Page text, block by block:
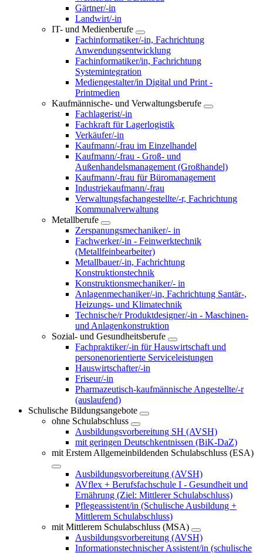
Gärtner/-in
Landwirt/-in
IT- und Medienberufe
Fachinformatiker/-in, Fachrichtung
Anwendungsentwicklung
Fachinformatiker/in, Fachrichtung
Systemintegration
Mediengestalter/in Digital und Print -
Printmedien
Kaufmännische- und Verwaltungsberufe
Fachlagerist/-in
Fachkraft für Lagerlogistik
Verkäufer/-in
Kaufmann/-frau im Einzelhandel
Kaufmann/-frau - Groß- und
Außenhandelsmanagement (Großhandel)
Kaufmann/-frau für Büromanagement
Industriekaufmann/-frau
Verwaltungsfachangestellte/-r, Fachrichtung
Kommunalverwaltung
Metallberufe
Zerspanungsmechaniker/- in
Fachwerker/-in - Feinwerktechnik
(Metallfeinbearbeiter)
Metallbauer/-in, Fachrichtung
Konstruktionstechnik
Konstruktionsmechaniker/- in
Anlagenmechaniker/-in, Fachrichtung Santär-,
Heizungs- und Klimatechnik
Technische/r Produktdesigner/-in - Maschinen-
und Anlagenkonstruktion
Sozial- und Gesundheitsberufe
Fachpraktiker/-in für Hauswirtschaft und
personenorientierte Serviceleistungen
Hauswirtschafter/-in
Friseur/-in
Pharmazeutisch-kaufmännische Angestellte/-r
(auslaufend)
Schulische Bildungsangebote
ohne Schulabschluss
Ausbildungsvorbereitung SH (AVSH)
mit geringen Deutschkentnissen (BiK-DaZ)
mit Erstem Allgemeinbildenden Schulabschluss (ESA)
Ausbildungsvorbereitung (AVSH)
AVflex + Berufsfachschule I - Gesundheit und
Ernährung (Ziel: Mittlerer Schulabschluss)
Pflegeassistent/in (Schulische Ausbildung +
Mittlerem Schulabschluss)
mit Mittlerem Schulabschluss (MSA)
Ausbildungsvorbereitung (AVSH)
Informationstechnischer Assistent/in (schulische